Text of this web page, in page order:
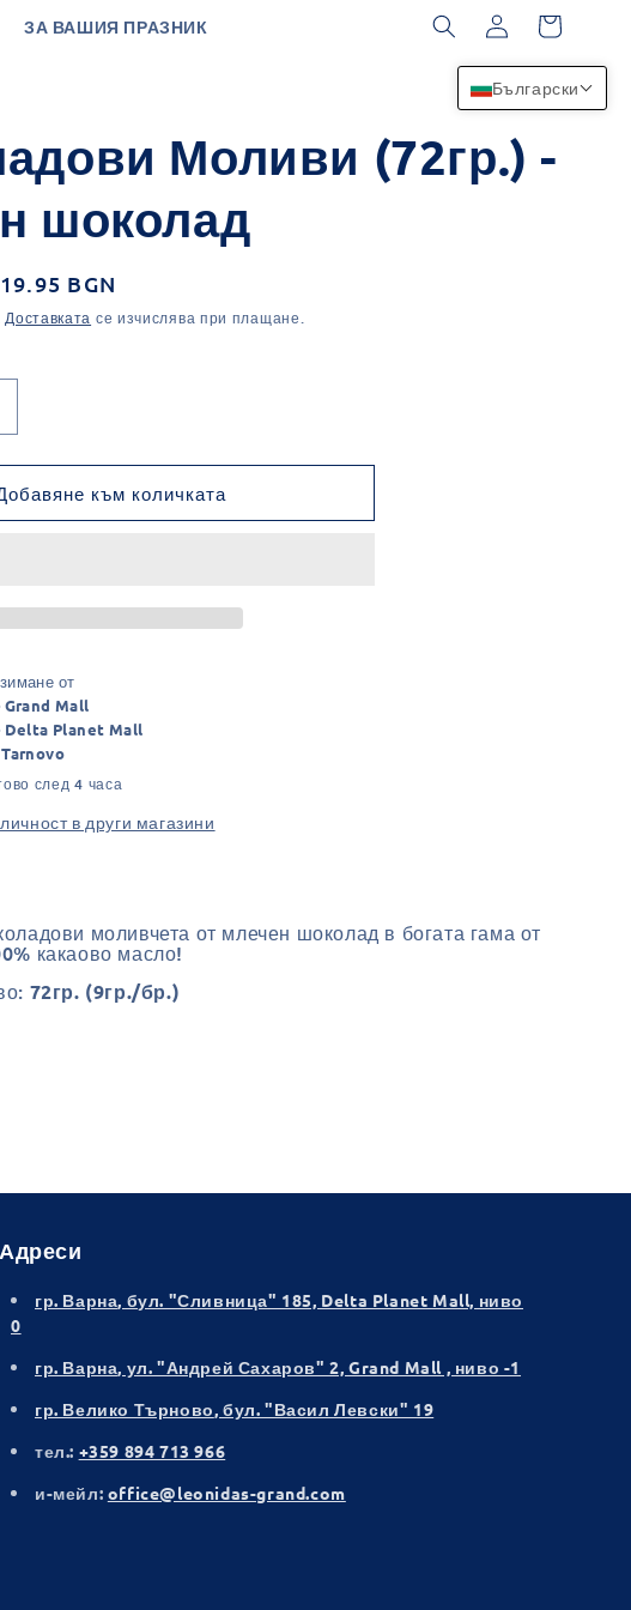
ЗА ВАШИЯ ПРАЗНИК Влизане Количка
Моливи (72гр.) -
шоколад
BGN
Доставката се изчислява при плащане.
към количката
от
Grand Mall
Delta Planet Mall
след 4 часа
в други магазини
моливчета от млечен шоколад в богата гама от
какаово масло!
72гр. (9гр./бр.)
Адреси
гр. Варна, бул. "Сливница" 185, Delta Planet Mall, ниво
0
гр. Варна, ул. "Андрей Сахаров" 2, Grand Mall , ниво -1
гр. Велико Търново, бул. "Васил Левски" 19
тел.: +359 894 713 966
и-мейл: office@leonidas-grand.com
Български